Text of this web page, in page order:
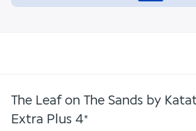
The Leaf on The Sands by
Extra Plus 4*